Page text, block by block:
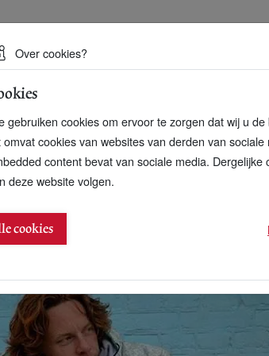
duurzame toekomst
sheltersuits
Over cookies?
gebruiken cookies om ervoor te zorgen dat wij u
omvat cookies van websites van derden van
content bevat van sociale media.
deze website volgen.
cookies